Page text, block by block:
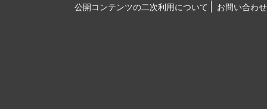
公開コンテンツの二次利用について
お問い合わせ